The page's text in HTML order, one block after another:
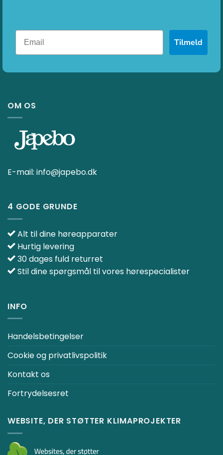
Tilmeld
OM OS
E-mail: info@japebo.dk
4 GODE GRUNDE
Alt til dine høreapparater
Hurtig levering
30 dages fuld returret
Stil dine spørgsmål til vores hørespecialister
INFO
Handelsbetingelser
Cookie og privatlivspolitik
Kontakt os
Fortrydelsesret
WEBSITE, DER STØTTER KLIMAPROJEKTER